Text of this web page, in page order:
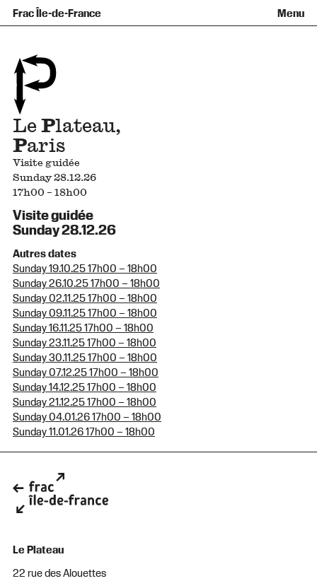
Frac Île-de-France Menu
Qu’est-ce qu’un Frac ?
Prêts d’œuvres
Informations pratiques
Venir au Frac
Familles et enfants
Groupes
Espaces de pratique libre
Accessibilité
+Aa-
LePlateau,
Paris
Visite guidée
Sunday 28.12.26
17h00 – 18h00
Visite guidée
Sunday 28.12.26
Autres dates
Sunday 19.10.25 17h00 – 18h00
Sunday 26.10.25 17h00 – 18h00
Sunday 02.11.25 17h00 – 18h00
Sunday 09.11.25 17h00 – 18h00
Sunday 16.11.25 17h00 – 18h00
Sunday 23.11.25 17h00 – 18h00
Sunday 30.11.25 17h00 – 18h00
Sunday 07.12.25 17h00 – 18h00
Sunday 14.12.25 17h00 – 18h00
Sunday 21.12.25 17h00 – 18h00
Sunday 04.01.26 17h00 – 18h00
Sunday 11.01.26 17h00 – 18h00
Le Plateau
22 rue des Alouettes